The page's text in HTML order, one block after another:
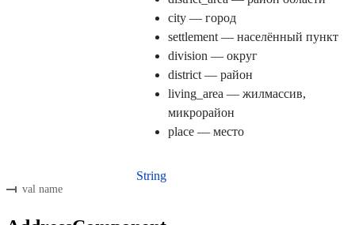
city — город
settlement — населённый пункт
division — округ
district — район
living_area — жилмассив,
микрорайон
place — место
val name
String